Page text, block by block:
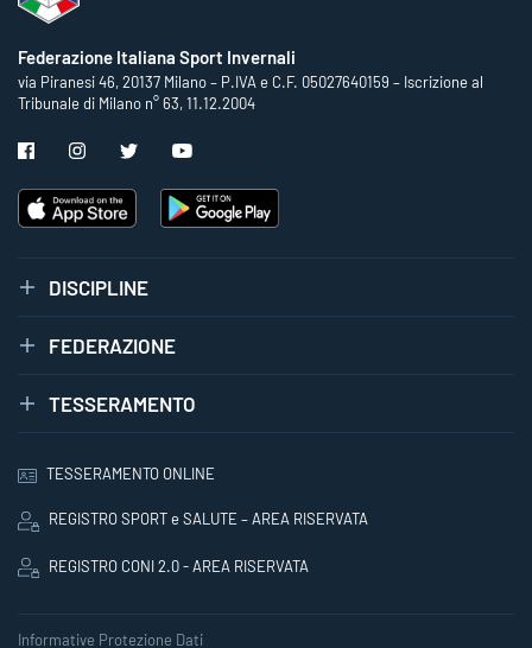
Federazione Italiana Sport Invernali
via Piranesi 46, 20137 Milano – P.IVA e C.F. 05027640159 – Iscrizione al
Tribunale di Milano n° 63, 11.12.2004
DISCIPLINE
FEDERAZIONE
TESSERAMENTO
TESSERAMENTO ONLINE
REGISTRO SPORT e SALUTE – AREA RISERVATA
REGISTRO CONI 2.0 - AREA RISERVATA
Informative Protezione Dati